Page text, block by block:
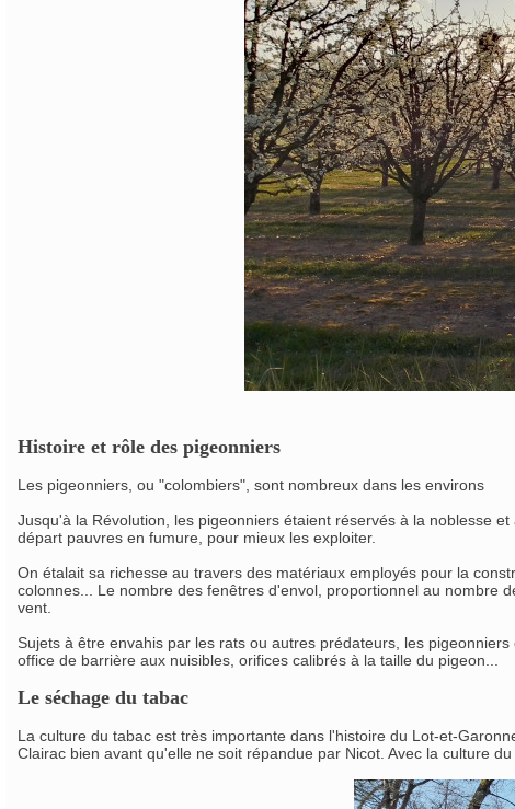
Histoire et rôle des pigeonniers
Les pigeonniers, ou "colombiers", sont nombreux dans les environs
Jusqu'à la Révolution, les pigeonniers étaient réservés à la noblesse
départ pauvres en fumure, pour mieux les exploiter.
On étalait sa richesse au travers des matériaux employés pour la
colonnes... Le nombre des fenêtres d'envol, proportionnel au nombre
vent.
Sujets à être envahis par les rats ou autres prédateurs, les
office de barrière aux nuisibles, orifices calibrés à la taille du pigeon...
Le séchage du tabac
La culture du tabac est très importante dans l'histoire du Lot-et-
Clairac bien avant qu'elle ne soit répandue par Nicot. Avec la culture